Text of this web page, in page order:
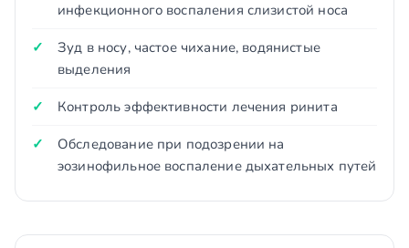
инфекционного воспаления слизистой носа
Зуд в носу, частое чихание, водянистые
выделения
Контроль эффективности лечения ринита
Обследование при подозрении на
эозинофильное воспаление дыхательных путей